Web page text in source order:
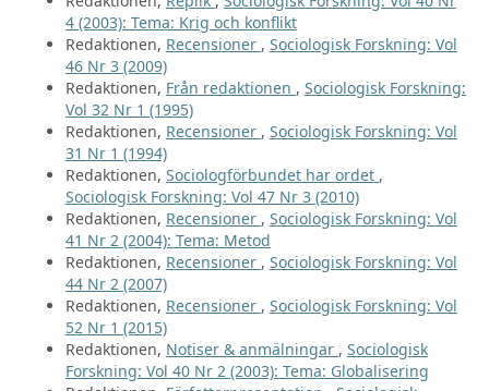
4 (2003): Tema: Krig och konflikt
Redaktionen, Recensioner , Sociologisk Forskning: Vol
46 Nr 3 (2009)
Redaktionen, Från redaktionen , Sociologisk Forskning:
Vol 32 Nr 1 (1995)
Redaktionen, Recensioner , Sociologisk Forskning: Vol
31 Nr 1 (1994)
Redaktionen, Sociologförbundet har ordet ,
Sociologisk Forskning: Vol 47 Nr 3 (2010)
Redaktionen, Recensioner , Sociologisk Forskning: Vol
41 Nr 2 (2004): Tema: Metod
Redaktionen, Recensioner , Sociologisk Forskning: Vol
44 Nr 2 (2007)
Redaktionen, Recensioner , Sociologisk Forskning: Vol
52 Nr 1 (2015)
Redaktionen, Notiser & anmälningar , Sociologisk
Forskning: Vol 40 Nr 2 (2003): Tema: Globalisering